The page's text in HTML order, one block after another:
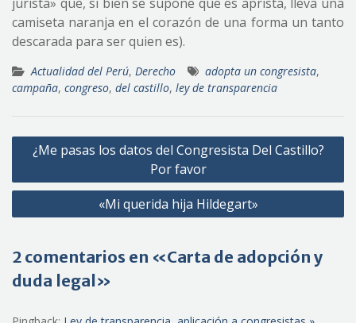
camiseta naranja en el corazón de una forma un tanto
descarada para ser quien es).
Actualidad del Perú, Derecho adopta un congresista,
campaña, congreso, del castillo, ley de transparencia
Navegación
entradas
¿Me pasas los datos del Congresista Del Castillo?
Por favor
«Mi querida hija Hildegart»
2 comentarios en «Carta de adopción y
duda legal»